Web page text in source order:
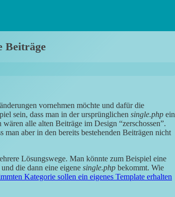
Beiträge
vornehmen möchte und dafür die
sein, dass man in der ursprünglichen single.php ein
alle alten Beiträge im Design “zerschossen”.
aber in den bereits bestehenden Beiträgen nicht
Lösungswege. Man könnte zum Beispiel eine
die dann eine eigene single.php bekommt. Wie
Kategorie sollen ein eigenes Template erhalten